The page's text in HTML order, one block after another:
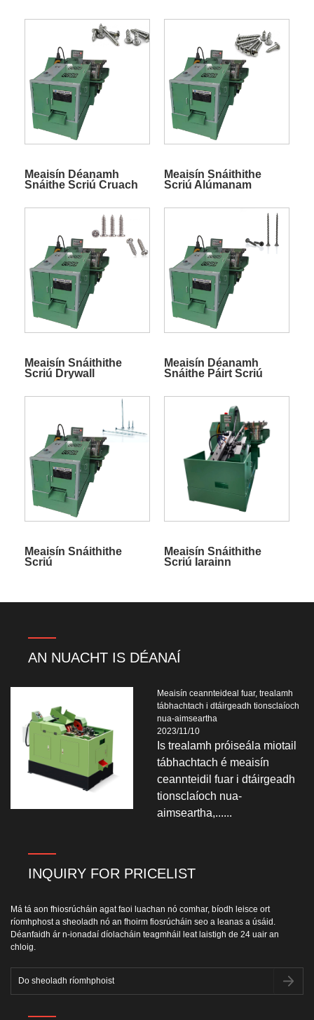
Meaisín Déanamh
Snáithe Scriú Cruach
Meaisín Snáithithe
Scriú Alúmanam
Meaisín Snáithithe
Scriú Drywall
Meaisín Déanamh
Snáithe Páirt Scriú
Meaisín Snáithithe
Scriú
Meaisín Snáithithe
Scriú Iarainn
AN NUACHT IS DÉANAÍ
Meaisín ceannteideal fuar, trealamh
tábhachtach i dtáirgeadh tionsclaíoch
nua-aimseartha
2023/11/10
Is trealamh próiseála miotail
tábhachtach é meaisín
ceannteidil fuar i dtáirgeadh
tionsclaíoch nua-
aimseartha,......
INQUIRY FOR PRICELIST
Má tá aon fhiosrúcháin agat faoi luachan nó comhar, bíodh leisce ort
ríomhphost a sheoladh nó an fhoirm fiosrúcháin seo a leanas a úsáid.
Déanfaidh ár n-ionadaí díolacháin teagmháil leat laistigh de 24 uair an
chloig.